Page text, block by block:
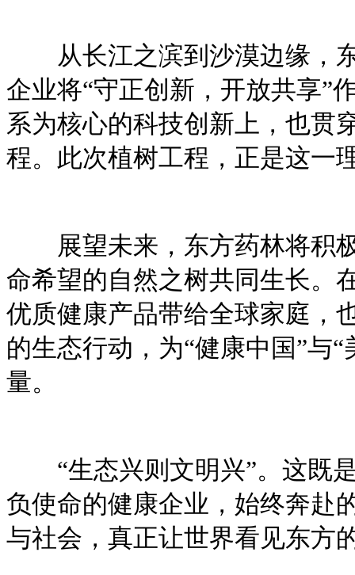
从长江之滨到沙漠边缘，东
企业将“守正创新，开放共享”
系为核心的科技创新上，也贯
程。此次植树工程，正是这一
展望未来，东方药林将积极
命希望的自然之树共同生长。
优质健康产品带给全球家庭，
的生态行动，为“健康中国”与
量。
“生态兴则文明兴”。这既是
负使命的健康企业，始终奔
与社会，真正让世界看见东方